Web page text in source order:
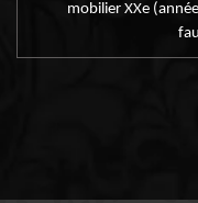
mobilier XXe